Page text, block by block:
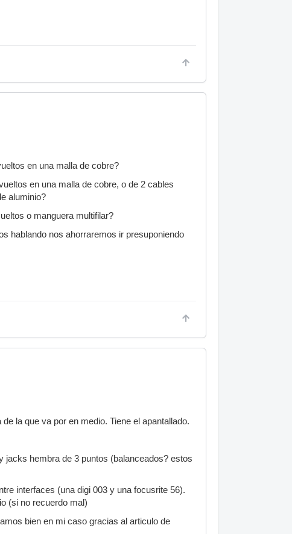
en una malla de cobre?
en una malla de cobre, o de 2 cables
aluminio?
o manguera multifilar?
hablando nos ahorraremos ir presuponiendo
la que va por en medio. Tiene el apantallado.
jacks hembra de 3 puntos (balanceados? estos
interfaces (una digi 003 y una focusrite 56).
(si no recuerdo mal)
bien en mi caso gracias al articulo de